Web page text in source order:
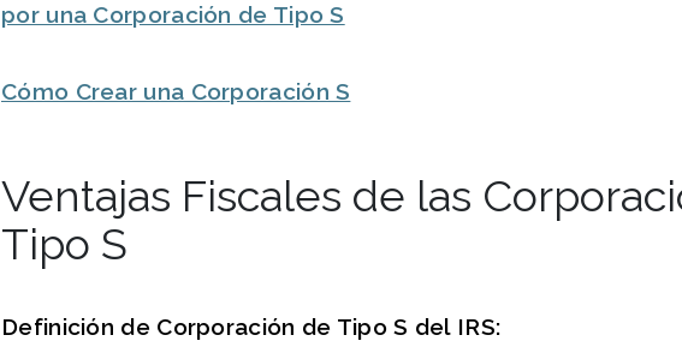
por una Corporación de Tipo S
Cómo Crear una Corporación S
Ventajas Fiscales de las
Tipo S
Definición de Corporación de Tipo S del IRS: